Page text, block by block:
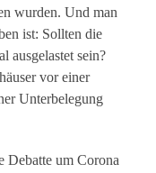
wurden. Und man
ist: Sollten die
ausgelastet sein?
vor einer
Unterbelegung
Debatte um Corona